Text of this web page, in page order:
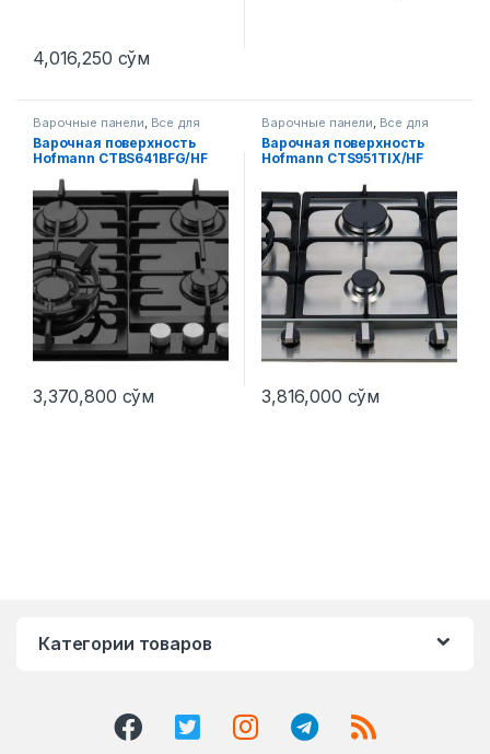
4,016,250 сўм
Варочные панели, Все для
кухни
Варочная поверхность
Hofmann CTBS641BFG/HF
3,370,800 сўм
Варочные панели, Все для
кухни
Варочная поверхность
Hofmann CTS951TIX/HF
3,816,000 сўм
Категории товаров